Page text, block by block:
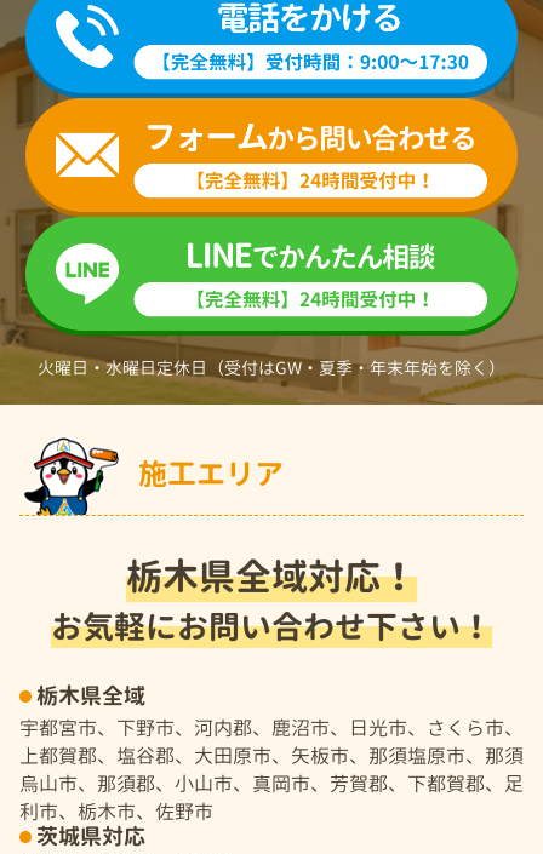
火曜日・水曜日定休日（受付はGW・夏季・年末年始を除く）
施工エリア
栃木県全域対応！
お気軽にお問い合わせ下さい！
栃木県全域
宇都宮市、下野市、河内郡、鹿沼市、日光市、さくら市、
上都賀郡、塩谷郡、大田原市、矢板市、那須塩原市、那須
烏山市、那須郡、小山市、真岡市、芳賀郡、下都賀郡、足
利市、栃木市、佐野市
茨城県対応